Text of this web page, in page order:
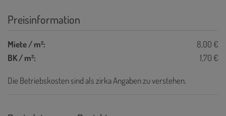
Preisinformation
Miete / m²:
8,00 €
BK / m²:
1,70 €
Die Betriebskosten sind als zirka Angaben zu verstehen.